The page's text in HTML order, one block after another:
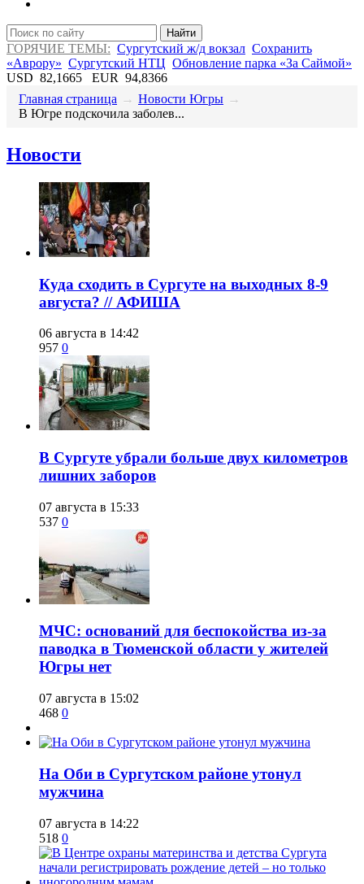
Найти
ГОРЯЧИЕ ТЕМЫ: Сургутский ж/д вокзал Сохранить
«Аврору» Сургутский НТЦ Обновление парка «За Саймой»
USD 82,1665 EUR 94,8366
Главная страница → Новости Югры →
​В Югре подскочила заболев...
Новости
​Куда сходить в Сургуте на выходных 8-9
августа? // АФИША
06 августа в 14:42
957 0
​В Сургуте убрали больше двух километров
лишних заборов
07 августа в 15:33
537 0
​МЧС: оснований для беспокойства из-за
паводка в Тюменской области у жителей
Югры нет
07 августа в 15:02
468 0
​На Оби в Сургутском районе утонул
мужчина
07 августа в 14:22
518 0